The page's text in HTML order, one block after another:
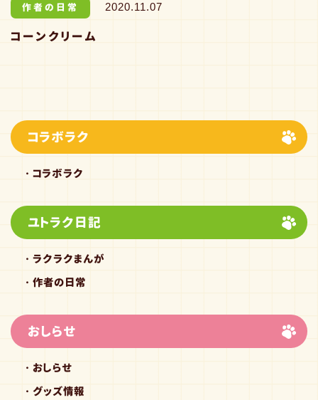
作者の日常 2020.11.07
コーンクリーム
コラボラク
コラボラク
ユトラク日記
ラクラクまんが
作者の日常
おしらせ
おしらせ
グッズ情報